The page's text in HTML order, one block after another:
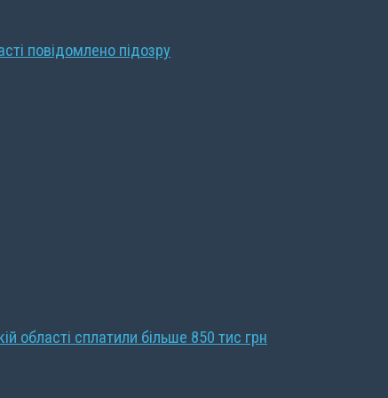
повідомлено підозру
області сплатили більше 850 тис грн